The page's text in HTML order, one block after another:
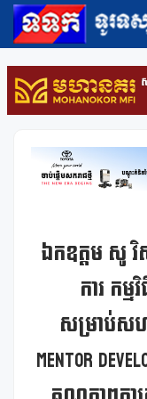
ឯកឧត្តម សូ វិ
ការ កម្
សម្រាប់ស
Mentor